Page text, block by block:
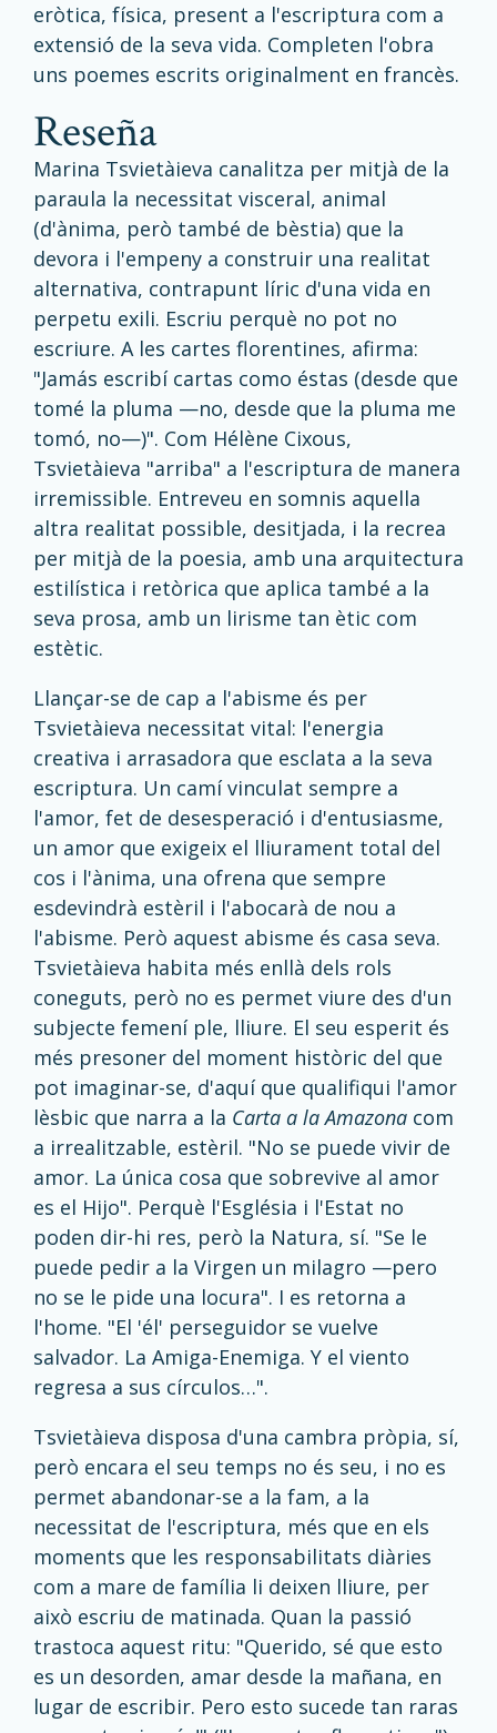
eròtica, física, present a l'escriptura com a
extensió de la seva vida. Completen l'obra
uns poemes escrits originalment en francès.
reseña
Marina Tsvietàieva canalitza per mitjà de la
paraula la necessitat visceral, animal
(d'ànima, però també de bèstia) que la
devora i l'empeny a construir una realitat
alternativa, contrapunt líric d'una vida en
perpetu exili. Escriu perquè no pot no
escriure. A les cartes florentines, afirma:
"Jamás escribí cartas como éstas (desde que
tomé la pluma —no, desde que la pluma me
tomó, no—)". Com Hélène Cixous,
Tsvietàieva "arriba" a l'escriptura de manera
irremissible. Entreveu en somnis aquella
altra realitat possible, desitjada, i la recrea
per mitjà de la poesia, amb una arquitectura
estilística i retòrica que aplica també a la
seva prosa, amb un lirisme tan ètic com
estètic.
Llançar-se de cap a l'abisme és per
Tsvietàieva necessitat vital: l'energia
creativa i arrasadora que esclata a la seva
escriptura. Un camí vinculat sempre a
l'amor, fet de desesperació i d'entusiasme,
un amor que exigeix el lliurament total del
cos i l'ànima, una ofrena que sempre
esdevindrà estèril i l'abocarà de nou a
l'abisme. Però aquest abisme és casa seva.
Tsvietàieva habita més enllà dels rols
coneguts, però no es permet viure des d'un
subjecte femení ple, lliure. El seu esperit és
més presoner del moment històric del que
pot imaginar-se, d'aquí que qualifiqui l'amor
lèsbic que narra a la Carta a la Amazona com
a irrealitzable, estèril. "No se puede vivir de
amor. La única cosa que sobrevive al amor
es el Hijo". Perquè l'Església i l'Estat no
poden dir-hi res, però la Natura, sí. "Se le
puede pedir a la Virgen un milagro —pero
no se le pide una locura". I es retorna a
l'home. "El 'él' perseguidor se vuelve
salvador. La Amiga-Enemiga. Y el viento
regresa a sus círculos…".
Tsvietàieva disposa d'una cambra pròpia, sí,
però encara el seu temps no és seu, i no es
permet abandonar-se a la fam, a la
necessitat de l'escriptura, més que en els
moments que les responsabilitats diàries
com a mare de família li deixen lliure, per
això escriu de matinada. Quan la passió
trastoca aquest ritu: "Querido, sé que esto
es un desorden, amar desde la mañana, en
lugar de escribir. Pero esto sucede tan raras